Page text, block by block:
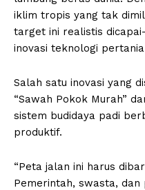
iklim tropis yang tak
target ini realistis
inovasi teknologi
Salah satu inovasi yang
“Sawah Pokok Murah”
sistem budidaya padi
produktif.
“Peta jalan ini harus
Pemerintah, swasta,